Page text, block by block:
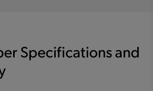
Specifications and